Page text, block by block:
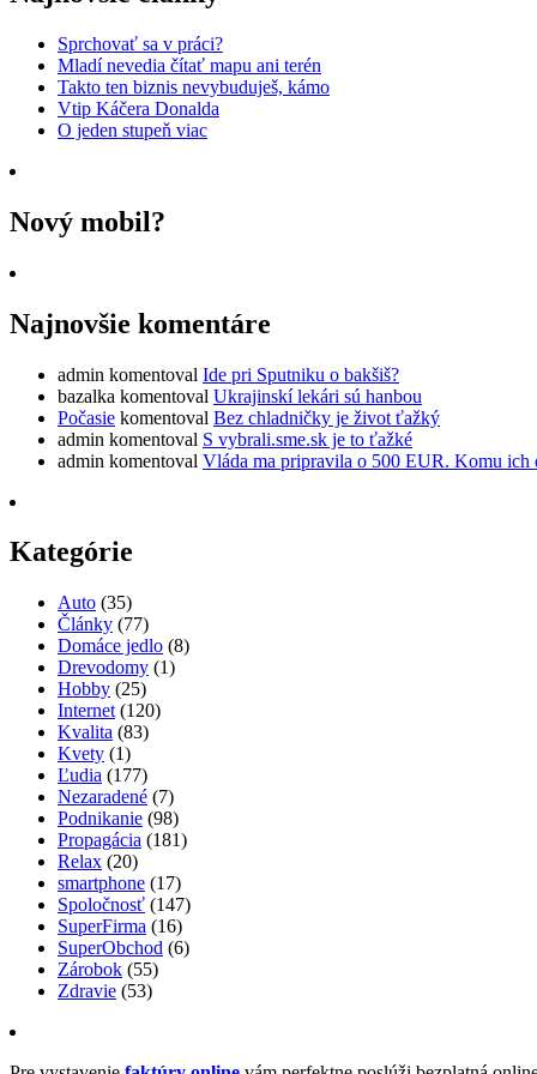
Sprchovať sa v práci?
Mladí nevedia čítať mapu ani terén
Takto ten biznis nevybuduješ, kámo
Vtip Káčera Donalda
O jeden stupeň viac
Nový mobil?
Najnovšie komentáre
admin komentoval Ide pri Sputniku o bakšiš?
bazalka komentoval Ukrajinskí lekári sú hanbou
Počasie komentoval Bez chladničky je život ťažký
admin komentoval S vybrali.sme.sk je to ťažké
admin komentoval Vláda ma pripravila o 500 EUR. Komu ich
Kategórie
Auto (35)
Články (77)
Domáce jedlo (8)
Drevodomy (1)
Hobby (25)
Internet (120)
Kvalita (83)
Kvety (1)
Ľudia (177)
Nezaradené (7)
Podnikanie (98)
Propagácia (181)
Relax (20)
smartphone (17)
Spoločnosť (147)
SuperFirma (16)
SuperObchod (6)
Zárobok (55)
Zdravie (53)